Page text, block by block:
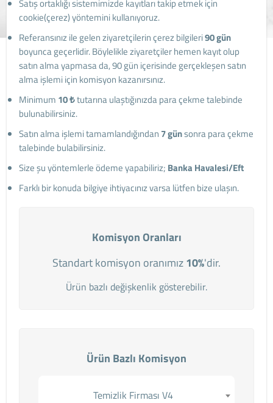
Satış ortaklığı sistemimizde kayıtları takip etmek için
cookie(çerez) yöntemini kullanıyoruz.
Referansınız ile gelen ziyaretçilerin çerez bilgileri90 gün
boyunca geçerlidir. Böylelikle ziyaretçiler hemen kayıt olup
satın alma yapmasa da, 90 gün içerisinde gerçekleşen satın
alma işlemi için komisyon kazanırsınız.
Minimum 10 ₺tutarına ulaştığınızda para çekme talebinde
bulunabilirsiniz.
Satın alma işlemi tamamlandığından 7 günsonra para çekme
talebinde bulabilirsiniz.
Size şu yöntemlerle ödeme yapabiliriz; Banka Havalesi/Eft
Farklı bir konuda bilgiye ihtiyacınız varsa lütfen bize ulaşın.
Komisyon Oranları
Standart komisyon oranımız10%'dir.
Ürün bazlı değişkenlik gösterebilir.
Ürün Bazlı Komisyon
Temizlik Firması V4